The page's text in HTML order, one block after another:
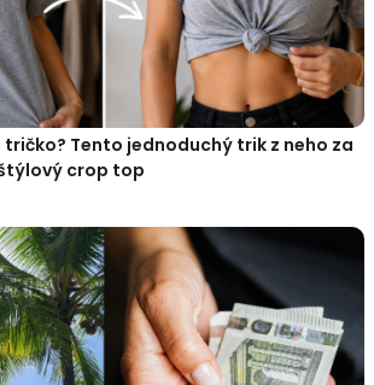
Tento jednoduchý trik z neho za
crop top